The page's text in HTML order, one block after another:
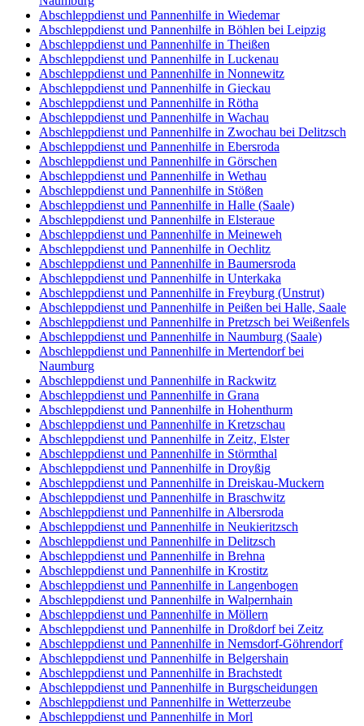
Abschleppdienst und Pannenhilfe in Wiedemar
Abschleppdienst und Pannenhilfe in Böhlen bei Leipzig
Abschleppdienst und Pannenhilfe in Theißen
Abschleppdienst und Pannenhilfe in Luckenau
Abschleppdienst und Pannenhilfe in Nonnewitz
Abschleppdienst und Pannenhilfe in Gieckau
Abschleppdienst und Pannenhilfe in Rötha
Abschleppdienst und Pannenhilfe in Wachau
Abschleppdienst und Pannenhilfe in Zwochau bei Delitzsch
Abschleppdienst und Pannenhilfe in Ebersroda
Abschleppdienst und Pannenhilfe in Görschen
Abschleppdienst und Pannenhilfe in Wethau
Abschleppdienst und Pannenhilfe in Stößen
Abschleppdienst und Pannenhilfe in Halle (Saale)
Abschleppdienst und Pannenhilfe in Elsteraue
Abschleppdienst und Pannenhilfe in Meineweh
Abschleppdienst und Pannenhilfe in Oechlitz
Abschleppdienst und Pannenhilfe in Baumersroda
Abschleppdienst und Pannenhilfe in Unterkaka
Abschleppdienst und Pannenhilfe in Freyburg (Unstrut)
Abschleppdienst und Pannenhilfe in Peißen bei Halle, Saale
Abschleppdienst und Pannenhilfe in Pretzsch bei Weißenfels
Abschleppdienst und Pannenhilfe in Naumburg (Saale)
Abschleppdienst und Pannenhilfe in Mertendorf bei
Naumburg
Abschleppdienst und Pannenhilfe in Rackwitz
Abschleppdienst und Pannenhilfe in Grana
Abschleppdienst und Pannenhilfe in Hohenthurm
Abschleppdienst und Pannenhilfe in Kretzschau
Abschleppdienst und Pannenhilfe in Zeitz, Elster
Abschleppdienst und Pannenhilfe in Störmthal
Abschleppdienst und Pannenhilfe in Droyßig
Abschleppdienst und Pannenhilfe in Dreiskau-Muckern
Abschleppdienst und Pannenhilfe in Braschwitz
Abschleppdienst und Pannenhilfe in Albersroda
Abschleppdienst und Pannenhilfe in Neukieritzsch
Abschleppdienst und Pannenhilfe in Delitzsch
Abschleppdienst und Pannenhilfe in Brehna
Abschleppdienst und Pannenhilfe in Krostitz
Abschleppdienst und Pannenhilfe in Langenbogen
Abschleppdienst und Pannenhilfe in Walpernhain
Abschleppdienst und Pannenhilfe in Möllern
Abschleppdienst und Pannenhilfe in Droßdorf bei Zeitz
Abschleppdienst und Pannenhilfe in Nemsdorf-Göhrendorf
Abschleppdienst und Pannenhilfe in Belgershain
Abschleppdienst und Pannenhilfe in Brachstedt
Abschleppdienst und Pannenhilfe in Burgscheidungen
Abschleppdienst und Pannenhilfe in Wetterzeube
Abschleppdienst und Pannenhilfe in Morl